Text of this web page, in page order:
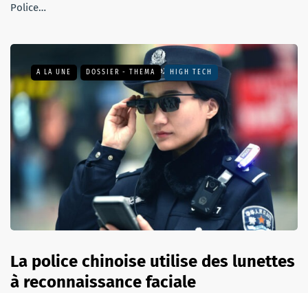
Police…
A LA UNE DOSSIER - THEMA HIGH TECH
La police chinoise utilise des lunettes
à reconnaissance faciale